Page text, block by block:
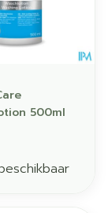
500ml